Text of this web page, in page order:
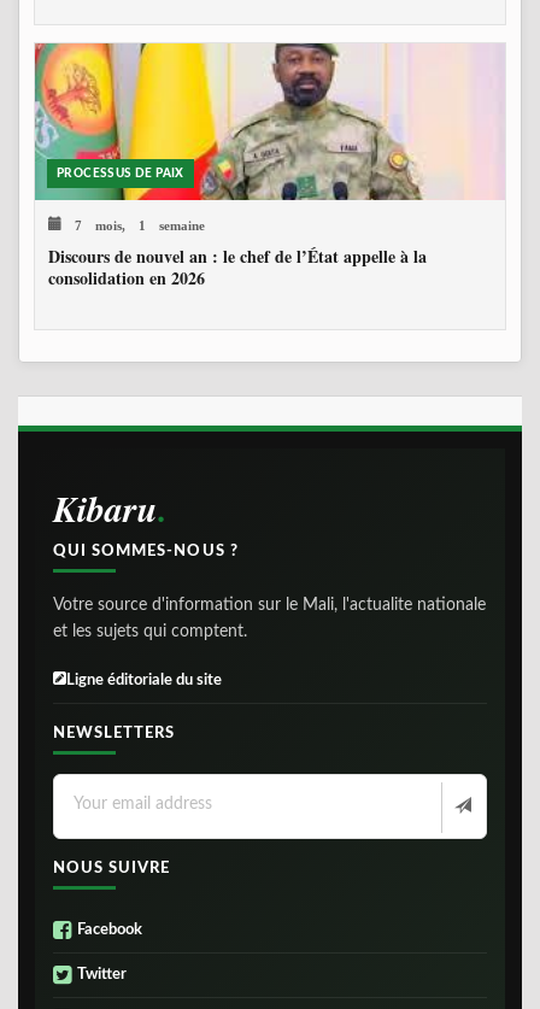
PROCESSUS DE PAIX
7 mois, 1 semaine
Discours de nouvel an : le chef de l’État appelle à la
consolidation en 2026
Kibaru
QUI SOMMES-NOUS ?
Votre source d'information sur le Mali, l'actualite nationale
et les sujets qui comptent.
Ligne éditoriale du site
NEWSLETTERS
NOUS SUIVRE
Facebook
Twitter